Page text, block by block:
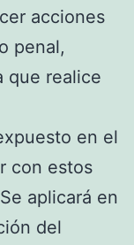
acciones
penal,
que realice
en el
con estos
aplicará en
del